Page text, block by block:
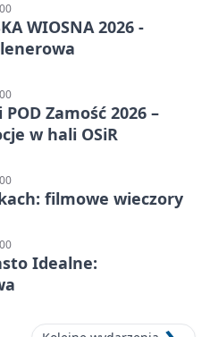
WIOSNA 2026 -
Zamość 2026 –
w hali OSiR
filmowe wieczory
Idealne: